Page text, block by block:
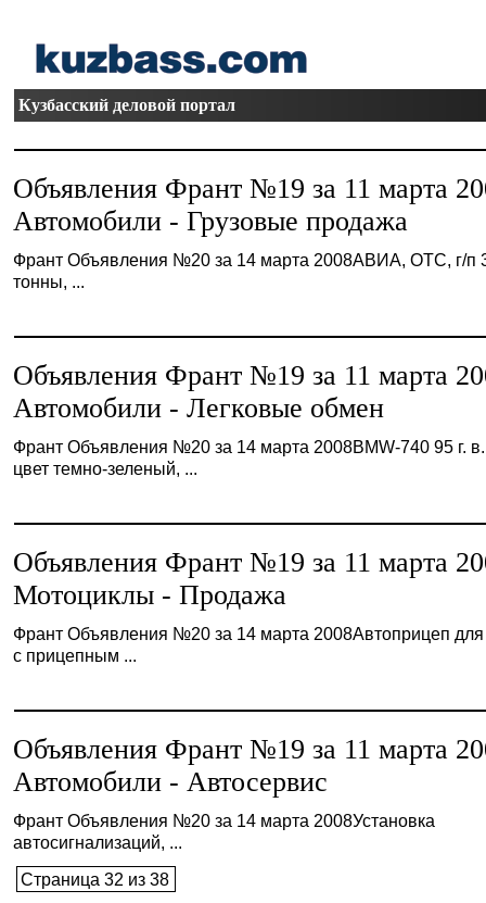
Кузбасский деловой портал
Объявления Франт №19 за 11 марта
Автомобили - Грузовые продажа
Франт Объявления №20 за 14 марта 2008АВИА, ОТС, г/п
тонны, ...
Объявления Франт №19 за 11 марта
Автомобили - Легковые обмен
Франт Объявления №20 за 14 марта 2008BMW-740 95 г.
цвет темно-зеленый, ...
Объявления Франт №19 за 11 марта
Мотоциклы - Продажа
Франт Объявления №20 за 14 марта 2008Автоприцеп для
с прицепным ...
Объявления Франт №19 за 11 марта
Автомобили - Автосервис
Франт Объявления №20 за 14 марта 2008Установка
автосигнализаций, ...
Страница 32 из 38